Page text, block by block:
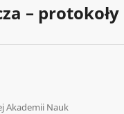
–
Akademii Nauk